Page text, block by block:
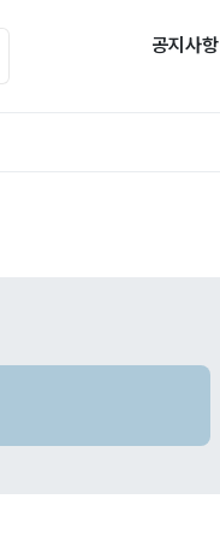
공지사항